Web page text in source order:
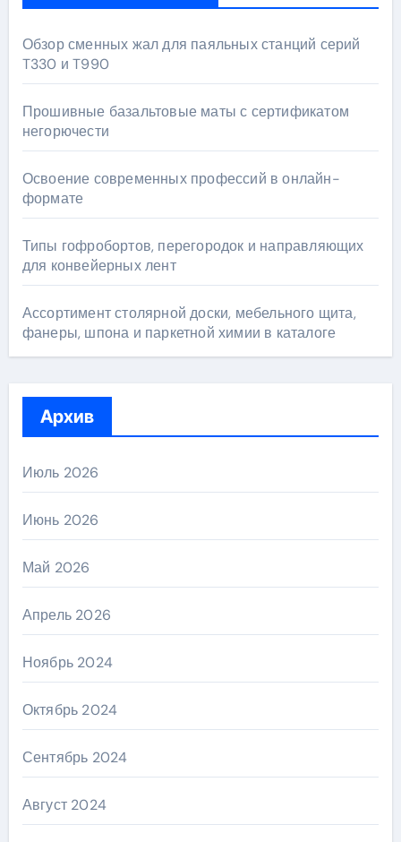
Обзор сменных жал для паяльных станций серий
T330 и T990
Прошивные базальтовые маты с сертификатом
негорючести
Освоение современных профессий в онлайн-
формате
Типы гофробортов, перегородок и направляющих
для конвейерных лент
Ассортимент столярной доски, мебельного щита,
фанеры, шпона и паркетной химии в каталоге
Архив
Июль 2026
Июнь 2026
Май 2026
Апрель 2026
Ноябрь 2024
Октябрь 2024
Сентябрь 2024
Август 2024